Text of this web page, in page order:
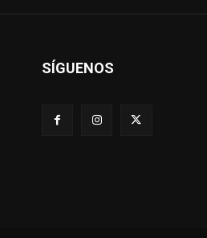
SÍGUENOS